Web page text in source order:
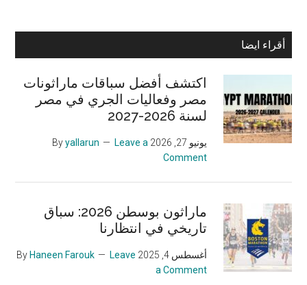
Primary
أقراء ايضا
اكتشف أفضل سباقات ماراثونات
مصر وفعاليات الجري في مصر
لسنة 2026-2027
يونيو 27, 2026 yallarun
Leave a
Comment
ماراثون بوسطن 2026: سباق
تاريخي في انتظارنا
أغسطس 4, 2025 Haneen Farouk
Leave
a Comment